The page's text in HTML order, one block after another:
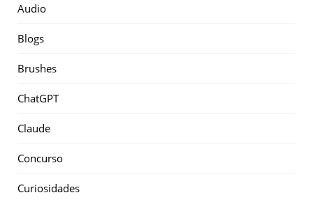
Audio
Blogs
Brushes
ChatGPT
Claude
Concurso
Curiosidades